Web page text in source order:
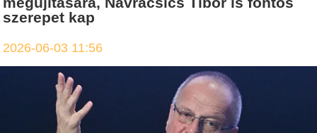
szerepet kap
2026-06-03 11:56